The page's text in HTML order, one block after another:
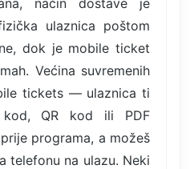
ulaznica poštom
dok je mobile ticket
Većina suvremenih
tickets — ulaznica ti
QR kod ili PDF
programa, a možeš
telefonu na ulazu. Neki